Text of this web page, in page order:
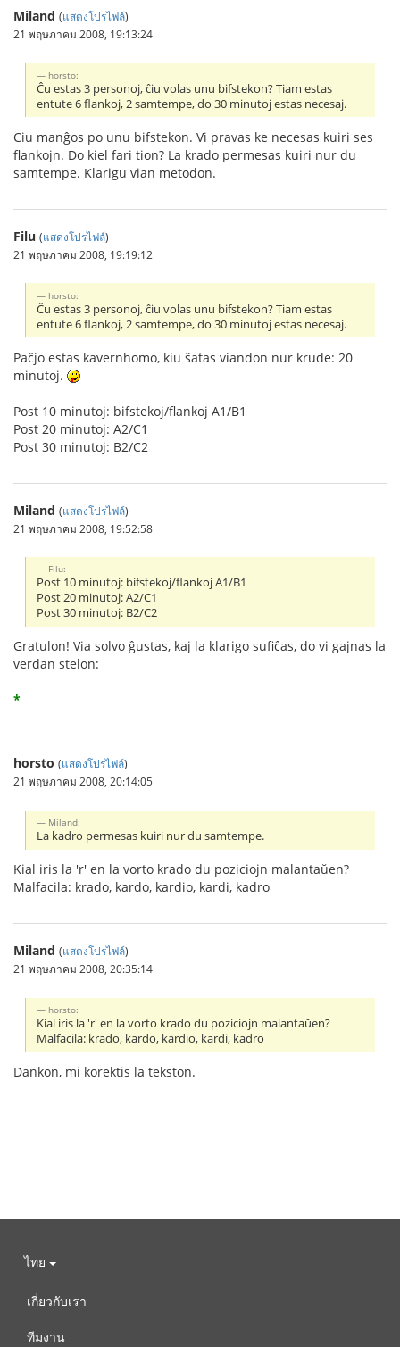
Miland (แสดงโปรไฟล์)
21 พฤษภาคม 2008, 19:13:24
horsto:
Ĉu estas 3 personoj, ĉiu volas unu bifstekon? Tiam estas
entute 6 flankoj, 2 samtempe, do 30 minutoj estas necesaj.
Ciu manĝos po unu bifstekon. Vi pravas ke necesas kuiri ses
flankojn. Do kiel fari tion? La krado permesas kuiri nur du
samtempe. Klarigu vian metodon.
Filu (แสดงโปรไฟล์)
21 พฤษภาคม 2008, 19:19:12
horsto:
Ĉu estas 3 personoj, ĉiu volas unu bifstekon? Tiam estas
entute 6 flankoj, 2 samtempe, do 30 minutoj estas necesaj.
Paĉjo estas kavernhomo, kiu ŝatas viandon nur krude: 20
minutoj.
Post 10 minutoj: bifstekoj/flankoj A1/B1
Post 20 minutoj: A2/C1
Post 30 minutoj: B2/C2
Miland (แสดงโปรไฟล์)
21 พฤษภาคม 2008, 19:52:58
Filu:
Post 10 minutoj: bifstekoj/flankoj A1/B1
Post 20 minutoj: A2/C1
Post 30 minutoj: B2/C2
Gratulon! Via solvo ĝustas, kaj la klarigo sufiĉas, do vi gajnas la
verdan stelon:
*
horsto (แสดงโปรไฟล์)
21 พฤษภาคม 2008, 20:14:05
Miland:
La kadro permesas kuiri nur du samtempe.
Kial iris la 'r' en la vorto krado du poziciojn malantaŭen?
Malfacila: krado, kardo, kardio, kardi, kadro
Miland (แสดงโปรไฟล์)
21 พฤษภาคม 2008, 20:35:14
horsto:
Kial iris la 'r' en la vorto krado du poziciojn malantaŭen?
Malfacila: krado, kardo, kardio, kardi, kadro
Dankon, mi korektis la tekston.
ไทย
เกี่ยวกับเรา
ทีมงาน